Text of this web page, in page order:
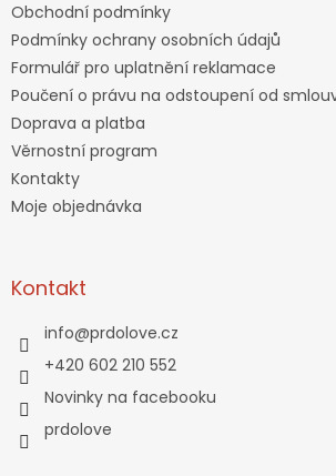
Obchodní podmínky
Podmínky ochrany osobních údajů
Formulář pro uplatnění reklamace
Poučení o právu na odstoupení od
Doprava a platba
Věrnostní program
Kontakty
Moje objednávka
Kontakt
info@prdolove.cz
+420 602 210 552
Novinky na facebooku
prdolove